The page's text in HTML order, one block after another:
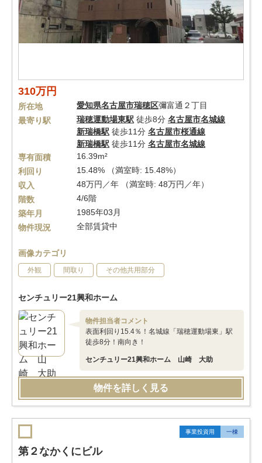
310万円
所在地 愛知県名古屋市瑞穂区彌富通２丁目
最寄り駅
瑞穂運動場東駅 徒歩8分 名古屋市名城線
新瑞橋駅 徒歩11分 名古屋市桜通線
新瑞橋駅 徒歩11分 名古屋市名城線
専有面積
16.39m²
利回り
15.48% （満室時: 15.48%）
収入
48万円／年 （満室時: 48万円／年）
階数
4/6階
築年月
1985年03月
物件現況
全部賃貸中
画像カテゴリ
外観 間取り その他共用部分
センチュリー21興和ホーム
物件担当者コメント
表面利回り15.4％！名城線「瑞穂運動場東」駅
徒歩8分！南向き！
センチュリー21興和ホーム 山崎 大助
物件を詳しく見る
事業投資用 一棟
第２なかくにビル